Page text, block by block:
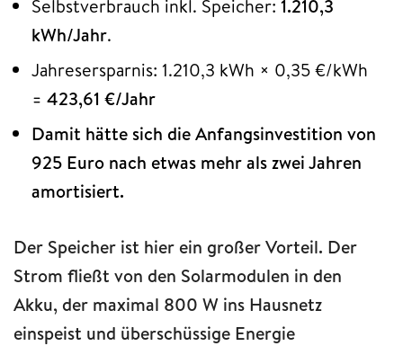
Selbstverbrauch inkl. Speicher: 1.210,3
kWh/Jahr.
Jahresersparnis: 1.210,3 kWh × 0,35 €/kWh
= 423,61 €/Jahr
Damit hätte sich die Anfangsinvestition von
925 Euro nach etwas mehr als zwei Jahren
amortisiert.
Der Speicher ist hier ein großer Vorteil. Der
Strom fließt von den Solarmodulen in den
Akku, der maximal 800 W ins Hausnetz
einspeist und überschüssige Energie